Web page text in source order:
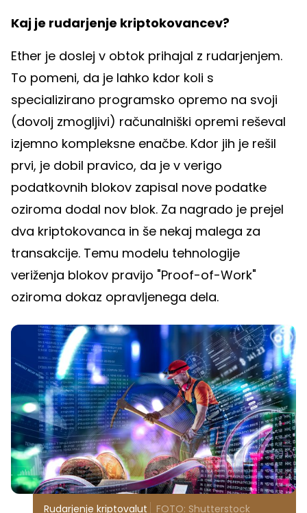
Kaj je rudarjenje kriptokovancev?
Ether je doslej v obtok prihajal z rudarjenjem.
To pomeni, da je lahko kdor koli s
specializirano programsko opremo na svoji
(dovolj zmogljivi) računalniški opremi reševal
izjemno kompleksne enačbe. Kdor jih je rešil
prvi, je dobil pravico, da je v verigo
podatkovnih blokov zapisal nove podatke
oziroma dodal nov blok. Za nagrado je prejel
dva kriptokovanca in še nekaj malega za
transakcije. Temu modelu tehnologije
veriženja blokov pravijo "Proof-of-Work"
oziroma dokaz opravljenega dela.
Rudarjenje kriptovalut FOTO: Shutterstock